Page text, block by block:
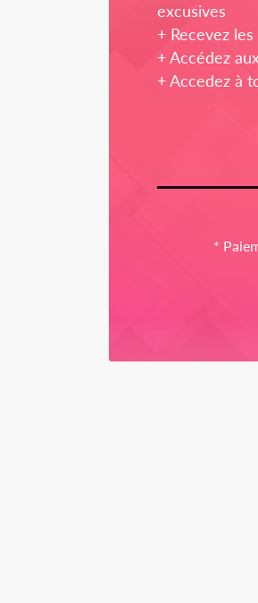
excusives
+ Recevez
+ Accédez
+ Accedez à
*